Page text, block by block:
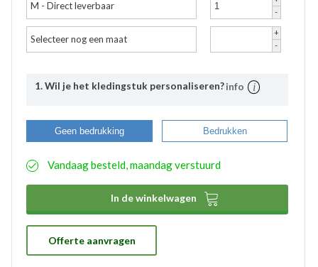
M - Direct leverbaar
-
Selecteer nog een maat
+
-
1. Wil je het kledingstuk personaliseren?info
Bij Bevazet kunt u uw bedrijfskleding ook laten
bedrukken. Middels onderstaande stappen kunt u
aangemaakte bedrukkingsprofielen worden
hoeft u bij eventuele nabestellingen niet nogmaals het
proces te doorlopen. De bestelde logo’s kunnen door
ons gratis op voorraad gehouden worden. Bij eventuele
nabestellingen is uw voorraad bekend en kunt u de
logo’s toepassen op elk gewenste artikel.
Geen bedrukking Bedrukken
Vandaag besteld, maandag verstuurd
In de winkelwagen 
Offerte aanvragen